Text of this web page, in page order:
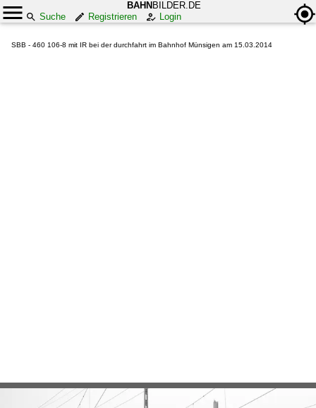
BAHN BILDER.DE
Suche
Registrieren Login
SBB - 460 106-8 mit IR bei der durchfahrt im Bahnhof Münsigen am 15.03.2014